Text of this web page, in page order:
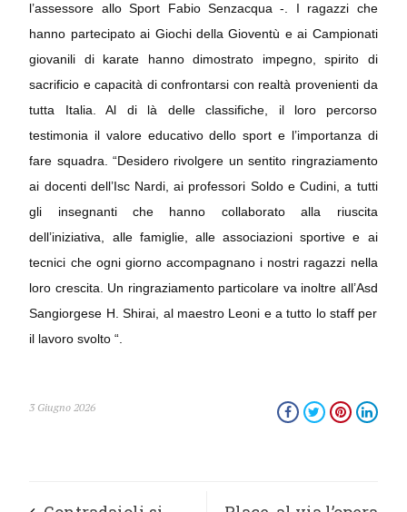
l’assessore allo Sport Fabio Senzacqua -. I ragazzi che
hanno partecipato ai Giochi della Gioventù e ai Campionati
giovanili di karate hanno dimostrato impegno, spirito di
sacrificio e capacità di confrontarsi con realtà provenienti da
tutta Italia. Al di là delle classifiche, il loro percorso
testimonia il valore educativo dello sport e l’importanza di
fare squadra. “Desidero rivolgere un sentito ringraziamento
ai docenti dell’Isc Nardi, ai professori Soldo e Cudini, a tutti
gli insegnanti che hanno collaborato alla riuscita
dell’iniziativa, alle famiglie, alle associazioni sportive e ai
tecnici che ogni giorno accompagnano i nostri ragazzi nella
loro crescita. Un ringraziamento particolare va inoltre all’Asd
Sangiorgese H. Shirai, al maestro Leoni e a tutto lo staff per
il lavoro svolto “.
3 Giugno 2026